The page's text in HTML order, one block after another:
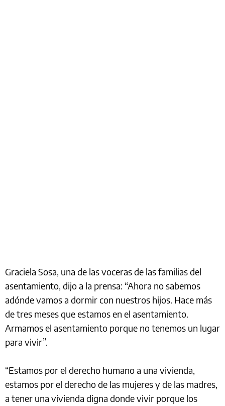
Graciela Sosa, una de las voceras de las familias del
asentamiento, dijo a la prensa: “Ahora no sabemos
adónde vamos a dormir con nuestros hijos. Hace más
de tres meses que estamos en el asentamiento.
Armamos el asentamiento porque no tenemos un lugar
para vivir”.
“Estamos por el derecho humano a una vivienda,
estamos por el derecho de las mujeres y de las madres,
a tener una vivienda digna donde vivir porque los